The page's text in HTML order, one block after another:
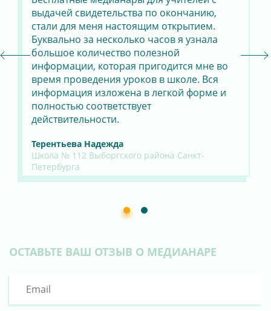
выдачей свидетельства по окончанию,
стали для меня настоящим открытием.
Буквально за несколько часов я узнала
большое количество полезной
информации, которая пригодится мне во
время проведения уроков в школе. Вся
информация изложена в легкой форме и
полностью соответствует
действительности.
Терентьева Надежда
Школа № 112 Выборгского района Санкт-
Петербурга
ОСТАВЬТЕ ВАШ ОТЗЫВ О МЕДИАНАРЕ